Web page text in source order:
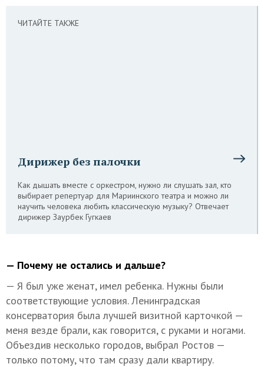
ЧИТАЙТЕ ТАКЖЕ
Дирижер без палочки
Как дышать вместе с оркестром, нужно ли слушать зал, кто
выбирает репертуар для Мариинского театра и можно ли
научить человека любить классическую музыку? Отвечает
дирижер Заурбек Гугкаев
— Почему не остались и дальше?
— Я был уже женат, имел ребенка. Нужны были
соответствующие условия. Ленинградская
консерватория была лучшей визитной карточкой —
меня везде брали, как говорится, с руками и ногами.
Объездив несколько городов, выбрал Ростов —
только потому, что там сразу дали квартиру.